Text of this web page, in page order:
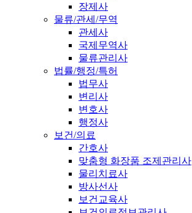
장제사
물류/관세/무역
관세사
국제무역사
물류관리사
법률/행정/특허
법무사
변리사
변호사
행정사
보건/의료
간호사
맞춤형 화장품 조제관리사
물리치료사
방사선사
보건교육사